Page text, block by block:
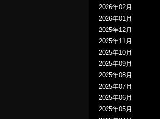
2026年02月
2026年01月
2025年12月
2025年11月
2025年10月
2025年09月
2025年08月
2025年07月
2025年06月
2025年05月